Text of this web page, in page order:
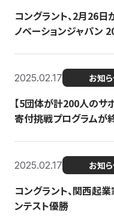
コングラント、2月26
ノベーションジャパン
2025.02.17 お知
【5団体が計200人のサ
寄付挑戦プログラムが
2025.02.17 お知
コングラント、関西起
ンテスト優勝